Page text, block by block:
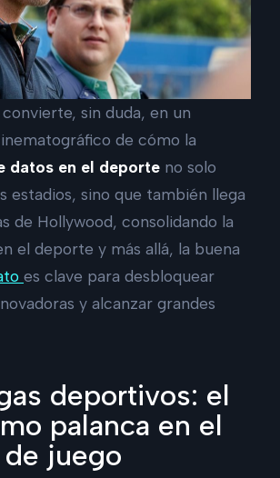
sin duda, en un
de cómo la
datos en el deporte no solo
estadios, sino que también llega
de Hollywood, consolidando la
el deporte y más allá, la buena
es clave para desbloquear
y alcanzar grandes
deportivos: el
palanca en el
juego